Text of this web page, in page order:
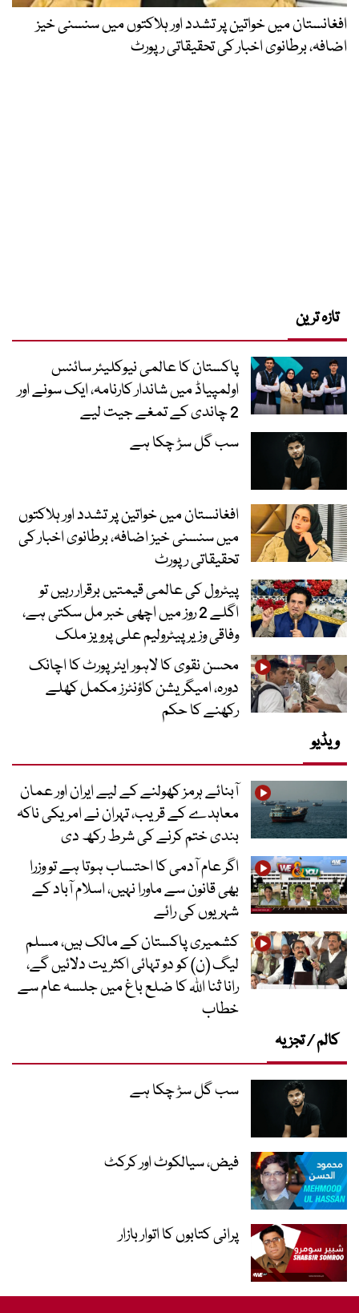
افغانستان میں خواتین پر تشدد اور ہلاکتوں میں سنسنی خیز
اضافہ، برطانوی اخبار کی تحقیقاتی رپورٹ
تازہ ترین
پاکستان کا عالمی نیوکلیئر سائنس
اولمپیاڈ میں شاندار کارنامہ، ایک سونے اور
2 چاندی کے تمغے جیت لیے
سب گل سڑ چکا ہے
افغانستان میں خواتین پر تشدد اور ہلاکتوں
میں سنسنی خیز اضافہ، برطانوی اخبار کی
تحقیقاتی رپورٹ
پیٹرول کی عالمی قیمتیں برقرار رہیں تو
اگلے 2 روز میں اچھی خبر مل سکتی ہے،
وفاقی وزیر پیٹرولیم علی پرویز ملک
محسن نقوی کا لاہور ایئرپورٹ کا اچانک
دورہ، امیگریشن کاؤنٹرز مکمل کھلے
رکھنے کا حکم
ویڈیو
آبنائے ہرمز کھولنے کے لیے ایران اور عمان
معاہدے کے قریب، تہران نے امریکی ناکہ
بندی ختم کرنے کی شرط رکھ دی
اگر عام آدمی کا احتساب ہوتا ہے تو وزرا
بھی قانون سے ماورا نہیں، اسلام آباد کے
شہریوں کی رائے
کشمیری پاکستان کے مالک ہیں، مسلم
لیگ (ن) کو دو تہائی اکثریت دلائیں گے،
رانا ثنا اللہ کا ضلع باغ میں جلسہ عام سے
خطاب
کالم / تجزیہ
سب گل سڑ چکا ہے
فیض، سیالکوٹ اور کرکٹ
پرانی کتابوں کا اتوار بازار